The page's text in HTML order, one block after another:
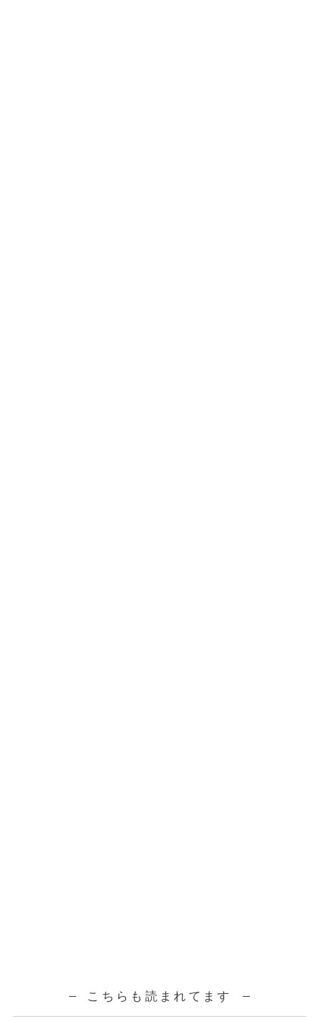
こちらも読まれてます